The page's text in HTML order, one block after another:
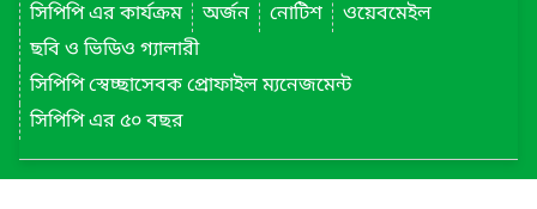
সিপিপি এর কার্যক্রম
অর্জন নোটিশ
ওয়েবমেইল
ছবি ও ভিডিও গ্যালারী
সিপিপি স্বেচ্ছাসেবক প্রোফাইল ম্যনেজমেন্ট
সিপিপি এর ৫০ বছর